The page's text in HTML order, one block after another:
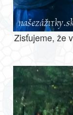
Zisťujeme, že